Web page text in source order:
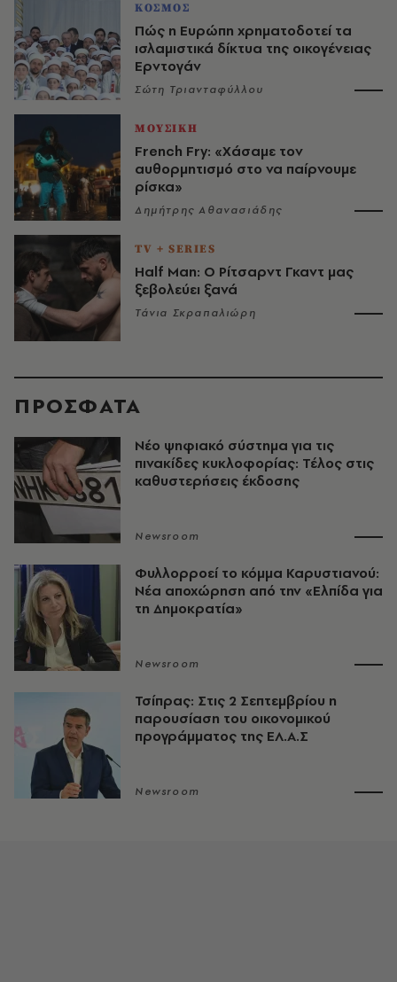
ΚΟΣΜΟΣ
Πώς η Ευρώπη χρηματοδοτεί τα
ισλαμιστικά δίκτυα της οικογένειας
Ερντογάν
Σώτη Τριανταφύλλου
ΜΟΥΣΙΚΗ
French Fry: «Χάσαμε τον
αυθορμητισμό στο να παίρνουμε
ρίσκα»
Δημήτρης Αθανασιάδης
TV + SERIES
Half Man: Ο Ρίτσαρντ Γκαντ μας
ξεβολεύει ξανά
Τάνια Σκραπαλιώρη
ΠΡΟΣΦΑΤΑ
Νέο ψηφιακό σύστημα για τις
πινακίδες κυκλοφορίας: Τέλος στις
καθυστερήσεις έκδοσης
Newsroom
Φυλλορροεί το κόμμα Καρυστιανού:
Νέα αποχώρηση από την «Ελπίδα για
τη Δημοκρατία»
Newsroom
Τσίπρας: Στις 2 Σεπτεμβρίου η
παρουσίαση του οικονομικού
προγράμματος της ΕΛ.Α.Σ
Newsroom